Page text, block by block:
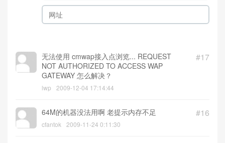
#17
无法使用 cmwap接入点浏览... REQUEST
NOT AUTHORIZED TO ACCESS WAP
GATEWAY 怎么解决？
lwp 2009-12-04 17:14:44
#16
64M的机器没法用啊 老提示内存不足
cfantok 2009-11-24 0:11:30